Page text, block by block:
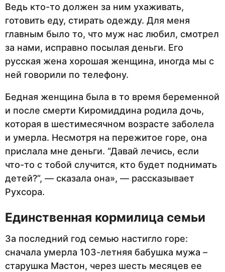
Ведь кто-то должен за ним ухаживать,
готовить еду, стирать одежду. Для меня
главным было то, что муж нас любил, смотрел
за нами, исправно посылая деньги. Его
русская жена хорошая женщина, иногда мы с
ней говорили по телефону.
Бедная женщина была в то время беременной
и после смерти Киромиддина родила дочь,
которая в шестимесячном возрасте заболела
и умерла. Несмотря на пережитое горе, она
прислала мне деньги. “Давай лечись, если
что-то с тобой случится, кто будет поднимать
детей?”, — сказала она», — рассказывает
Рухсора.
Единственная кормилица семьи
За последний год семью настигло горе:
сначала умерла 103-летняя бабушка мужа –
старушка Мастон, через шесть месяцев ее